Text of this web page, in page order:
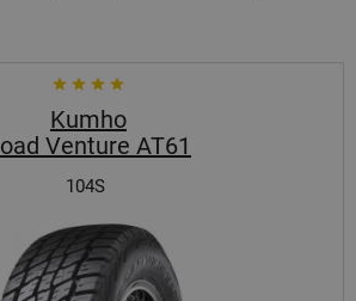
Kumho
Venture AT61
104S